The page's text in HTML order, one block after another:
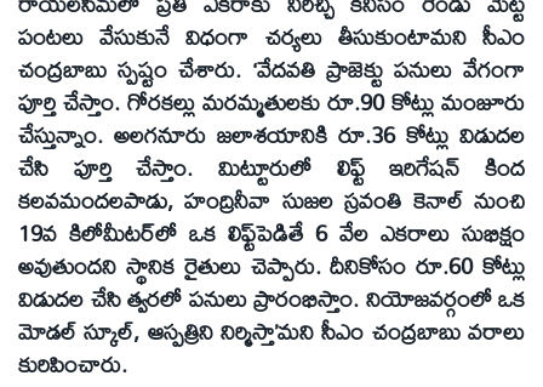
పంటలు వేసుకునే విధంగా చర్యలు తీసుకుంటామని సీఎం
చంద్రబాబు స్పష్టం చేశారు. ‘వేదవతి ప్రాజెక్టు పనులు వేగంగా
పూర్తి చేస్తాం. గోరకల్లు మరమ్మతులకు రూ.90 కోట్లు మంజూరు
చేస్తున్నాం. అలగనూరు జలాశయానికి రూ.36 కోట్లు విడుదల
చేసి పూర్తి చేస్తాం. మిట్టూరులో లిఫ్ట్‌ ఇరిగేషన్‌ కింద
కలవమందలపాడు, హంద్రినీవా సుజల స్రవంతి కెనాల్‌ నుంచి
19వ కిలోమీటర్‌లో ఒక లిఫ్ట్‌పెడితే 6 వేల ఎకరాలు సుభిక్షం
అవుతుందని స్థానిక రైతులు చెప్పారు. దీనికోసం రూ.60 కోట్లు
విడుదల చేసి త్వరలో పనులు ప్రారంభిస్తాం. నియోజవర్గంలో ఒక
మోడల్‌ స్కూల్‌, ఆస్పత్రిని నిర్మిస్తా’మని సీఎం చంద్రబాబు వరాలు
కురిపించారు.